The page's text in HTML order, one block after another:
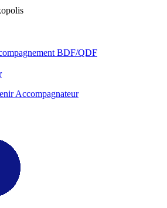
BDF/QDF
Accompagnateur